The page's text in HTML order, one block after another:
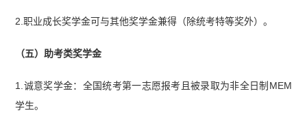
2.职业成长奖学金可与其他奖学金兼得（除统考特等奖外）。
（五）助考类奖学金
1.诚意奖学金：全国统考第一志愿报考且被录取为非全日制MEM
学生。